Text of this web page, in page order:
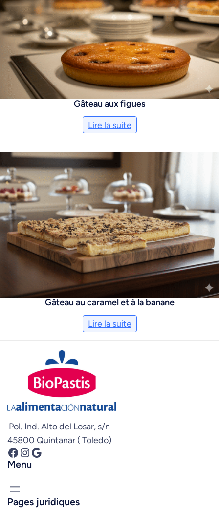
Gâteau aux figues
Lire la suite
Gâteau au caramel et à la banane
Lire la suite
Pol. Ind. Alto del Losar, s/n
45800 Quintanar ( Toledo)
Facebook InstagramGoogle
Menu
Pages juridiques